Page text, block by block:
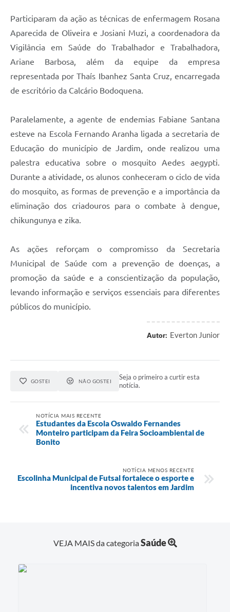
Participaram da ação as técnicas de enfermagem Rosana
Aparecida de Oliveira e Josiani Muzi, a coordenadora da
Vigilância em Saúde do Trabalhador e Trabalhadora,
Ariane Barbosa, além da equipe da empresa
representada por Thaís Ibanhez Santa Cruz, encarregada
de escritório da Calcário Bodoquena.
Paralelamente, a agente de endemias Fabiane Santana
esteve na Escola Fernando Aranha ligada a secretaria de
Educação do município de Jardim, onde realizou uma
palestra educativa sobre o mosquito Aedes aegypti.
Durante a atividade, os alunos conheceram o ciclo de vida
do mosquito, as formas de prevenção e a importância da
eliminação dos criadouros para o combate à dengue,
chikungunya e zika.
As ações reforçam o compromisso da Secretaria
Municipal de Saúde com a prevenção de doenças, a
promoção da saúde e a conscientização da população,
levando informação e serviços essenciais para diferentes
públicos do município.
Autor: Everton Junior
GOSTEI NÃO GOSTEI
Seja o primeiro a curtir esta
notícia.
NOTÍCIA MAIS RECENTE
Estudantes da Escola Oswaldo Fernandes
Monteiro participam da Feira Socioambiental de
Bonito
NOTÍCIA MENOS RECENTE
Escolinha Municipal de Futsal fortalece o esporte e
incentiva novos talentos em Jardim
VEJA MAIS da categoriaSaúde